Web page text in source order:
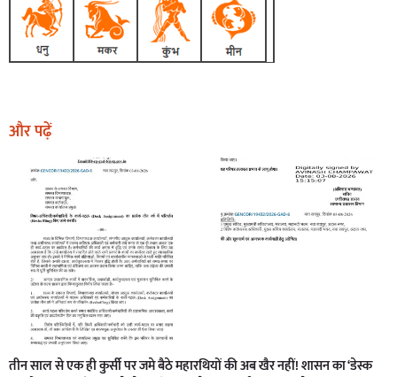
और पढ़ें
तीन साल से एक ही कुर्सी पर जमे बैठे महारथियों की अब खैर नहीं! शासन का ‘डेस्क